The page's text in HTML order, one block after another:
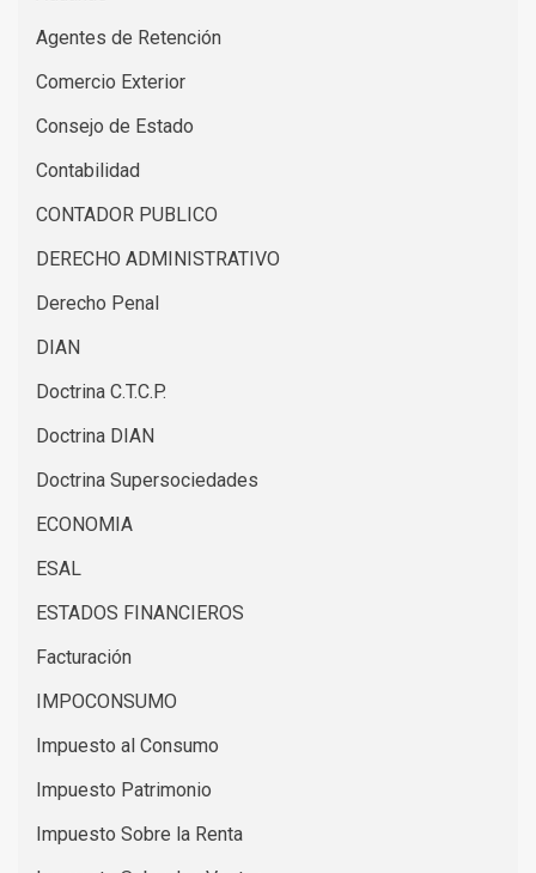
Agentes de Retención
Comercio Exterior
Consejo de Estado
Contabilidad
CONTADOR PUBLICO
DERECHO ADMINISTRATIVO
Derecho Penal
DIAN
Doctrina C.T.C.P.
Doctrina DIAN
Doctrina Supersociedades
ECONOMIA
ESAL
ESTADOS FINANCIEROS
Facturación
IMPOCONSUMO
Impuesto al Consumo
Impuesto Patrimonio
Impuesto Sobre la Renta